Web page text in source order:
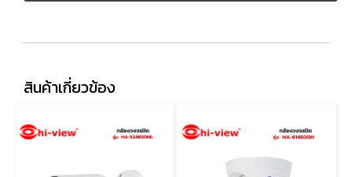
สินค้าเกี่ยวข้อง